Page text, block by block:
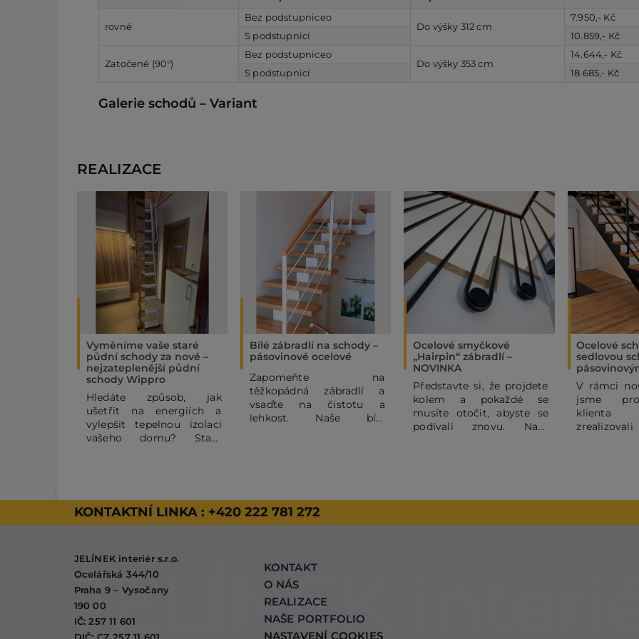
rovné
Bez podstupniceo
Do výšky 312 cm
7.950,- Kč
S podstupnicí
10.859,- Kč
Zatočené (90°)
Bez podstupniceo
Do výšky 353 cm
14.644,- Kč
S podstupnicí
18.685,- Kč
Galerie schodů – Variant
REALIZACE
Vyměníme vaše staré
půdní schody za nové –
nejzateplenější půdní
schody Wippro
Hledáte způsob, jak
ušetřit na energiích a
vylepšit tepelnou izolaci
vašeho domu? Staré
vyplatí dopřát Vašemu
domovu nejzateplenější
výměna, kterou také
nabízíme.
Bílé zábradlí na schody –
pásovinové ocelové
Zapomeňte na
těžkopádná zábradlí a
vsaďte na čistotu a
lehkost. Naše bílé
vzhled. Kombinace bílé
RAL a dřeva je vždy
zaručeným úspěchem, a
hřejivý a přírodní dotek.
Ocelové smyčkové
„Hairpin“ zábradlí –
NOVINKA
Představte si, že projdete
kolem a pokaždé se
musíte otočit, abyste se
podívali znovu. Naše
Ocelové
sedlovou
V rámci
jsme
klienta
které byly
KONTAKTNÍ LINKA : +420 222 781 272
JELÍNEK interiér s.r.o.
Ocelářská 344/10
Praha 9 – Vysočany
190 00
IČ: 257 11 601
DIČ: CZ 257 11 601
KONTAKT
O NÁS
REALIZACE
NAŠE PORTFOLIO
NASTAVENÍ COOKIES